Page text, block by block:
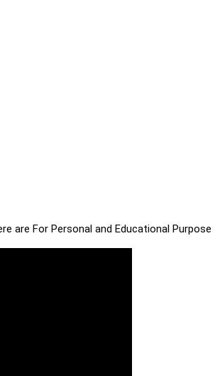
are For Personal and Educational Purpose